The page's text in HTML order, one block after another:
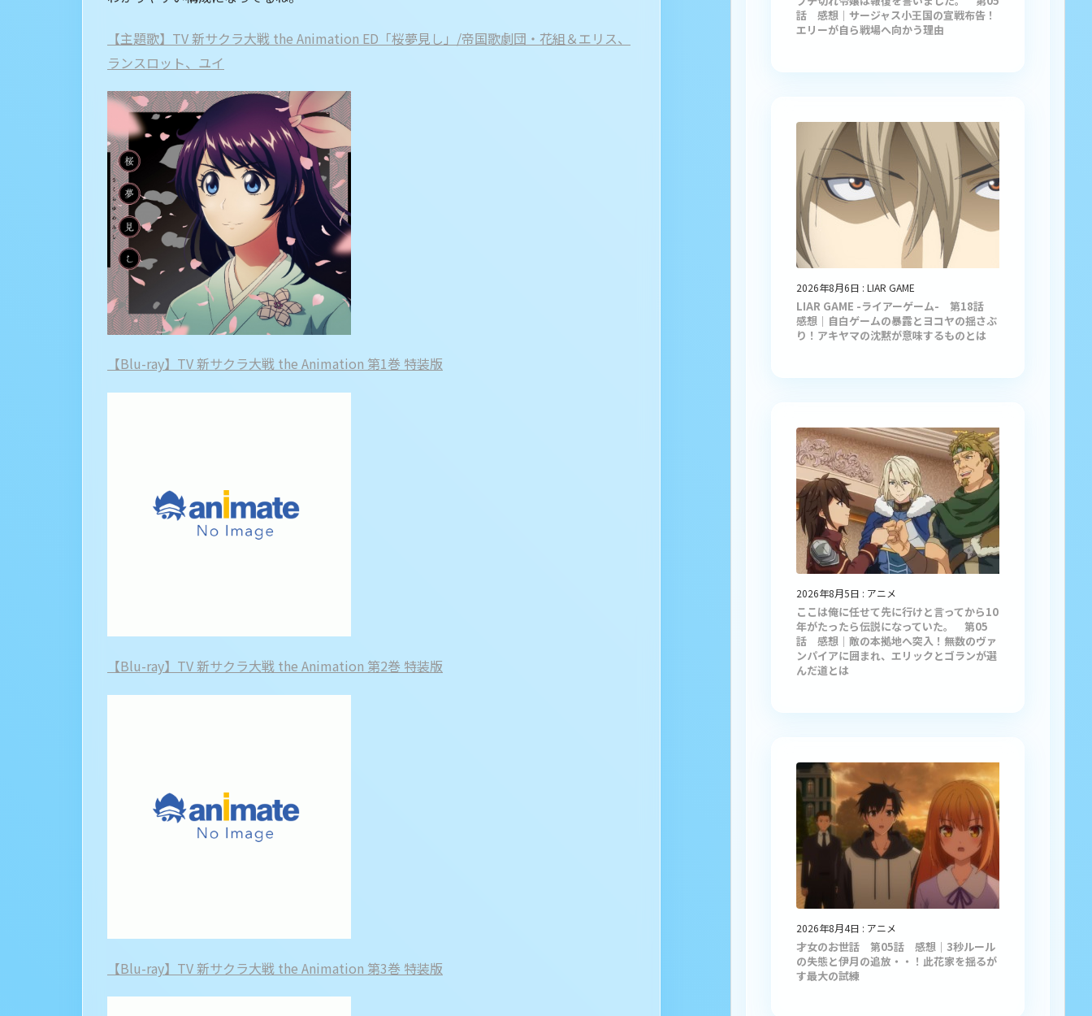
【主題歌】TV 新サクラ大戦 the Animation ED「桜夢見し」/帝国歌劇団・花組＆エリス、
ランスロット、ユイ
【Blu-ray】TV 新サクラ大戦 the Animation 第1巻 特装版
【Blu-ray】TV 新サクラ大戦 the Animation 第2巻 特装版
【Blu-ray】TV 新サクラ大戦 the Animation 第3巻 特装版
話 感想｜サージャス小王国の宣戦布告！
エリーが自ら戦場へ向かう理由
2026年8月6日 : LIAR GAME
LIAR GAME -ライアーゲーム- 第18話
感想｜自白ゲームの暴露とヨコヤの揺さぶ
り！アキヤマの沈黙が意味するものとは
2026年8月5日 : アニメ
ここは俺に任せて先に行けと言ってから10
年がたったら伝説になっていた。 第05
話 感想｜敵の本拠地へ突入！無数のヴァ
ンパイアに囲まれ、エリックとゴランが選
んだ道とは
2026年8月4日 : アニメ
才女のお世話 第05話 感想｜3秒ルール
の失態と伊月の追放・・！此花家を揺るが
す最大の試練